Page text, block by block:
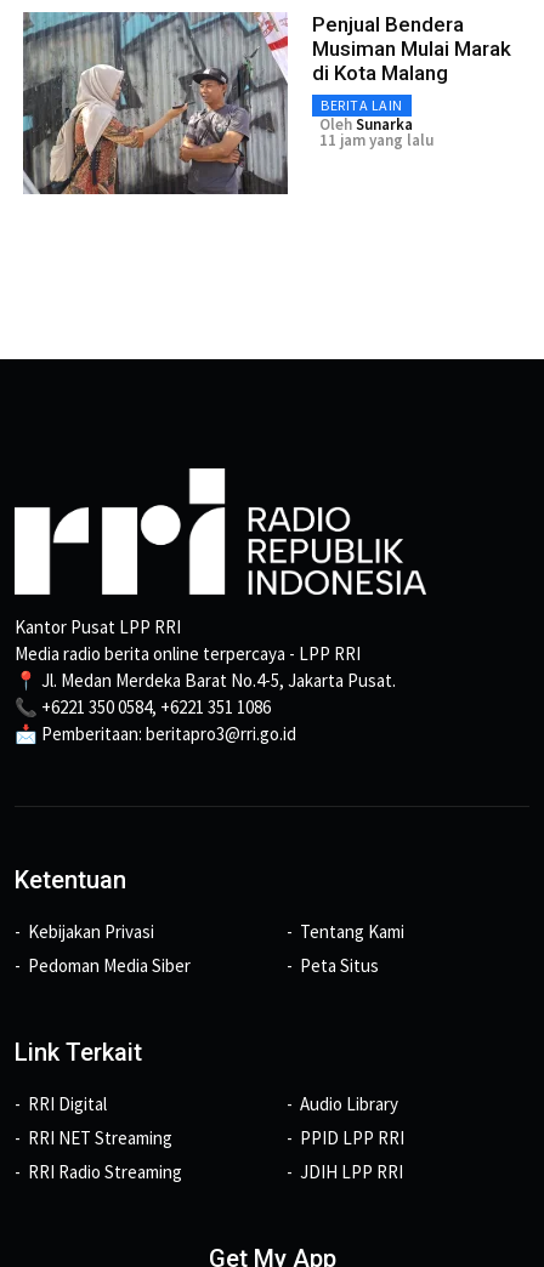
Penjual Bendera
Musiman Mulai Marak
di Kota Malang
BERITA LAIN
OlehSunarka
11 jam yang lalu
Kantor Pusat LPP RRI
Media radio berita online terpercaya - LPP RRI
📍 Jl. Medan Merdeka Barat No.4-5, Jakarta Pusat.
📞 +6221 350 0584, +6221 351 1086
📩 Pemberitaan: beritapro3@rri.go.id
Ketentuan
Kebijakan Privasi
Pedoman Media Siber
Tentang Kami
Peta Situs
Link Terkait
RRI Digital
RRI NET Streaming
RRI Radio Streaming
Audio Library
PPID LPP RRI
JDIH LPP RRI
Get My App